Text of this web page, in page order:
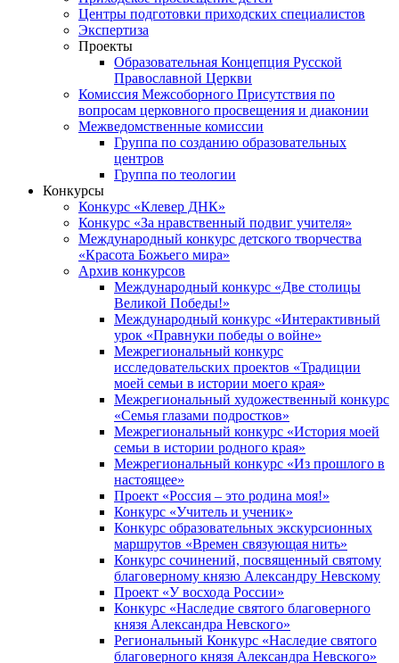
Центры подготовки приходских специалистов
Экспертиза
Проекты
Образовательная Концепция Русской
Православной Церкви
Комиссия Межсоборного Присутствия по
вопросам церковного просвещения и диаконии
Межведомственные комиссии
Группа по созданию образовательных
центров
Группа по теологии
Конкурсы
Конкурс «Клевер ДНК»
Конкурс «За нравственный подвиг учителя»
Международный конкурс детского творчества
«Красота Божьего мира»
Архив конкурсов
Международный конкурс «Две столицы
Великой Победы!»
Международный конкурс «Интерактивный
урок «Правнуки победы о войне»
Межрегиональный конкурс
исследовательских проектов «Традиции
моей семьи в истории моего края»
Межрегиональный художественный конкурс
«Семья глазами подростков»
Межрегиональный конкурс «История моей
семьи в истории родного края»
Межрегиональный конкурс «Из прошлого в
настоящее»
Проект «Россия – это родина моя!»
Конкурс «Учитель и ученик»
Конкурс образовательных экскурсионных
маршрутов «Времен связующая нить»
Конкурс сочинений, посвященный святому
благоверному князю Александру Невскому
Проект «У восхода России»
Конкурс «Наследие святого благоверного
князя Александра Невского»
Региональный Конкурс «Наследие святого
благоверного князя Александра Невского»